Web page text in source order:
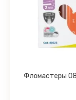
Фломастеры